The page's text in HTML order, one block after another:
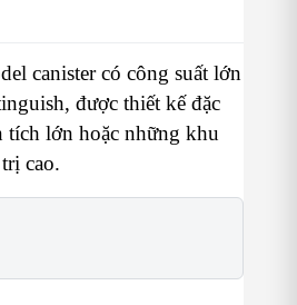
canister có công suất lớn
được thiết kế đặc
tích lớn hoặc những khu
cao.